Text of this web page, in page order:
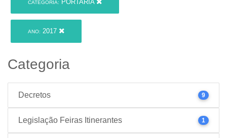
CATEGORIA: PORTARIA
ANO: 2017
Categoria
Decretos 9
Legislação Feiras Itinerantes 1